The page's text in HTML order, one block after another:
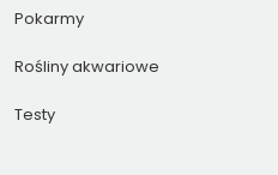
Pokarmy
Rośliny akwariowe
Testy